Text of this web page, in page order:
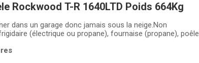
modèle Rockwood T-R 1640LTD Poids 664Kg
dans un garage donc jamais sous la neige.Non
(électrique ou propane), fournaise (propane), poêle